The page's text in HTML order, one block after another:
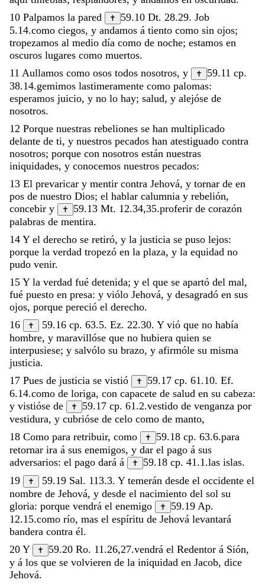
10 Palpamos la pared ✝ 59.10 Dt. 28.29. Job
5.14.como ciegos, y andamos á tiento como sin ojos;
tropezamos al medio día como de noche; estamos en
oscuros lugares como muertos.
11 Aullamos como osos todos nosotros, y ✝ 59.11 cp.
38.14.gemimos lastimeramente como palomas:
esperamos juicio, y no lo hay; salud, y alejóse de
nosotros.
12 Porque nuestras rebeliones se han multiplicado
delante de ti, y nuestros pecados han atestiguado contra
nosotros; porque con nosotros están nuestras
iniquidades, y conocemos nuestros pecados:
13 El prevaricar y mentir contra Jehová, y tornar de en
pos de nuestro Dios; el hablar calumnia y rebelión,
concebir y ✝ 59.13 Mt. 12.34,35.proferir de corazón
palabras de mentira.
14 Y el derecho se retiró, y la justicia se puso lejos:
porque la verdad tropezó en la plaza, y la equidad no
pudo venir.
15 Y la verdad fué detenida; y el que se apartó del mal,
fué puesto en presa: y viólo Jehová, y desagradó en sus
ojos, porque pereció el derecho.
16
✝ 59.16 cp. 63.5. Ez. 22.30. Y vió que no había
hombre, y maravillóse que no hubiera quien se
interpusiese; y salvólo su brazo, y afirmóle su misma
justicia.
17 Pues de justicia se vistió ✝ 59.17 cp. 61.10. Ef.
6.14.como de loriga, con capacete de salud en su cabeza:
y vistióse de ✝ 59.17 cp. 61.2.vestido de venganza por
vestidura, y cubrióse de celo como de manto,
18 Como para retribuir, como ✝ 59.18 cp. 63.6.para
retornar ira á sus enemigos, y dar el pago á sus
adversarios: el pago dará á ✝ 59.18 cp. 41.1.las islas.
19
✝ 59.19 Sal. 113.3. Y temerán desde el occidente el
nombre de Jehová, y desde el nacimiento del sol su
gloria: porque vendrá el enemigo ✝ 59.19 Ap.
12.15.como río, mas el espíritu de Jehová levantará
bandera contra él.
20 Y ✝ 59.20 Ro. 11.26,27.vendrá el Redentor á Sión,
y á los que se volvieren de la iniquidad en Jacob, dice
Jehová.